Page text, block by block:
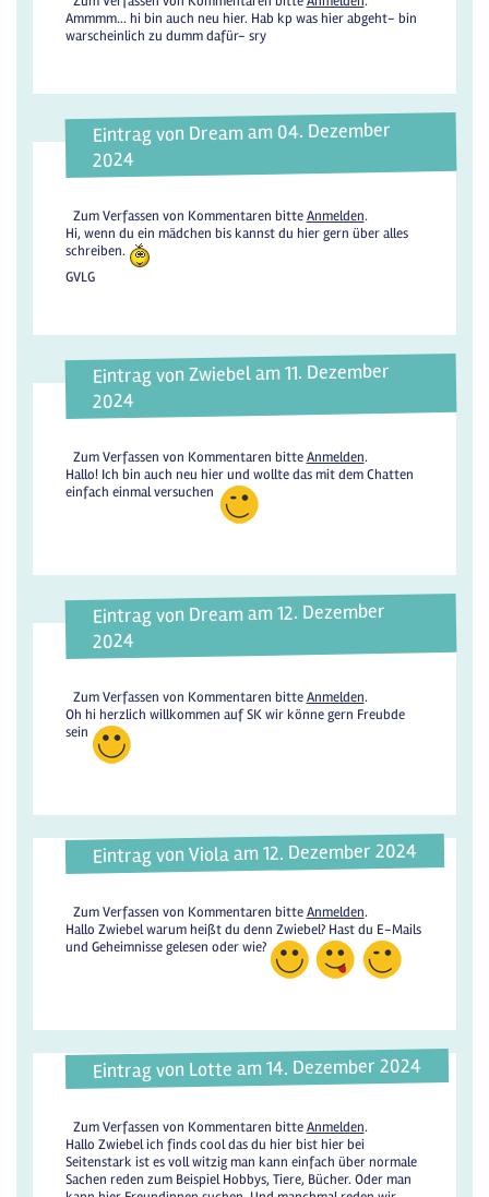
Ammmm... hi bin auch neu hier. Hab kp was hier abgeht- bin
warscheinlich zu dumm dafür- sry
Eintrag von Dream am 04. Dezember
2024
Zum Verfassen von Kommentaren bitteAnmelden.
Hi, wenn du ein mädchen bis kannst du hier gern über alles
schreiben.
GVLG
Eintrag von Zwiebel am 11. Dezember
2024
Zum Verfassen von Kommentaren bitteAnmelden.
Hallo! Ich bin auch neu hier und wollte das mit dem Chatten
einfach einmal versuchen
Eintrag von Dream am 12. Dezember
2024
Zum Verfassen von Kommentaren bitteAnmelden.
Oh hi herzlich willkommen auf SK wir könne gern Freubde
sein
Eintrag von Viola am 12. Dezember 2024
Zum Verfassen von Kommentaren bitteAnmelden.
Hallo Zwiebel warum heißt du denn Zwiebel? Hast du E-Mails
und Geheimnisse gelesen oder wie?
Eintrag von Lotte am 14. Dezember 2024
Zum Verfassen von Kommentaren bitteAnmelden.
Hallo Zwiebel ich finds cool das du hier bist hier bei
Seitenstark ist es voll witzig man kann einfach über normale
Sachen reden zum Beispiel Hobbys, Tiere, Bücher. Oder man